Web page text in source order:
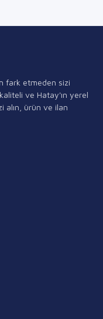
fark etmeden sizi
ve Hatay'ın yerel
alın, ürün ve ilan